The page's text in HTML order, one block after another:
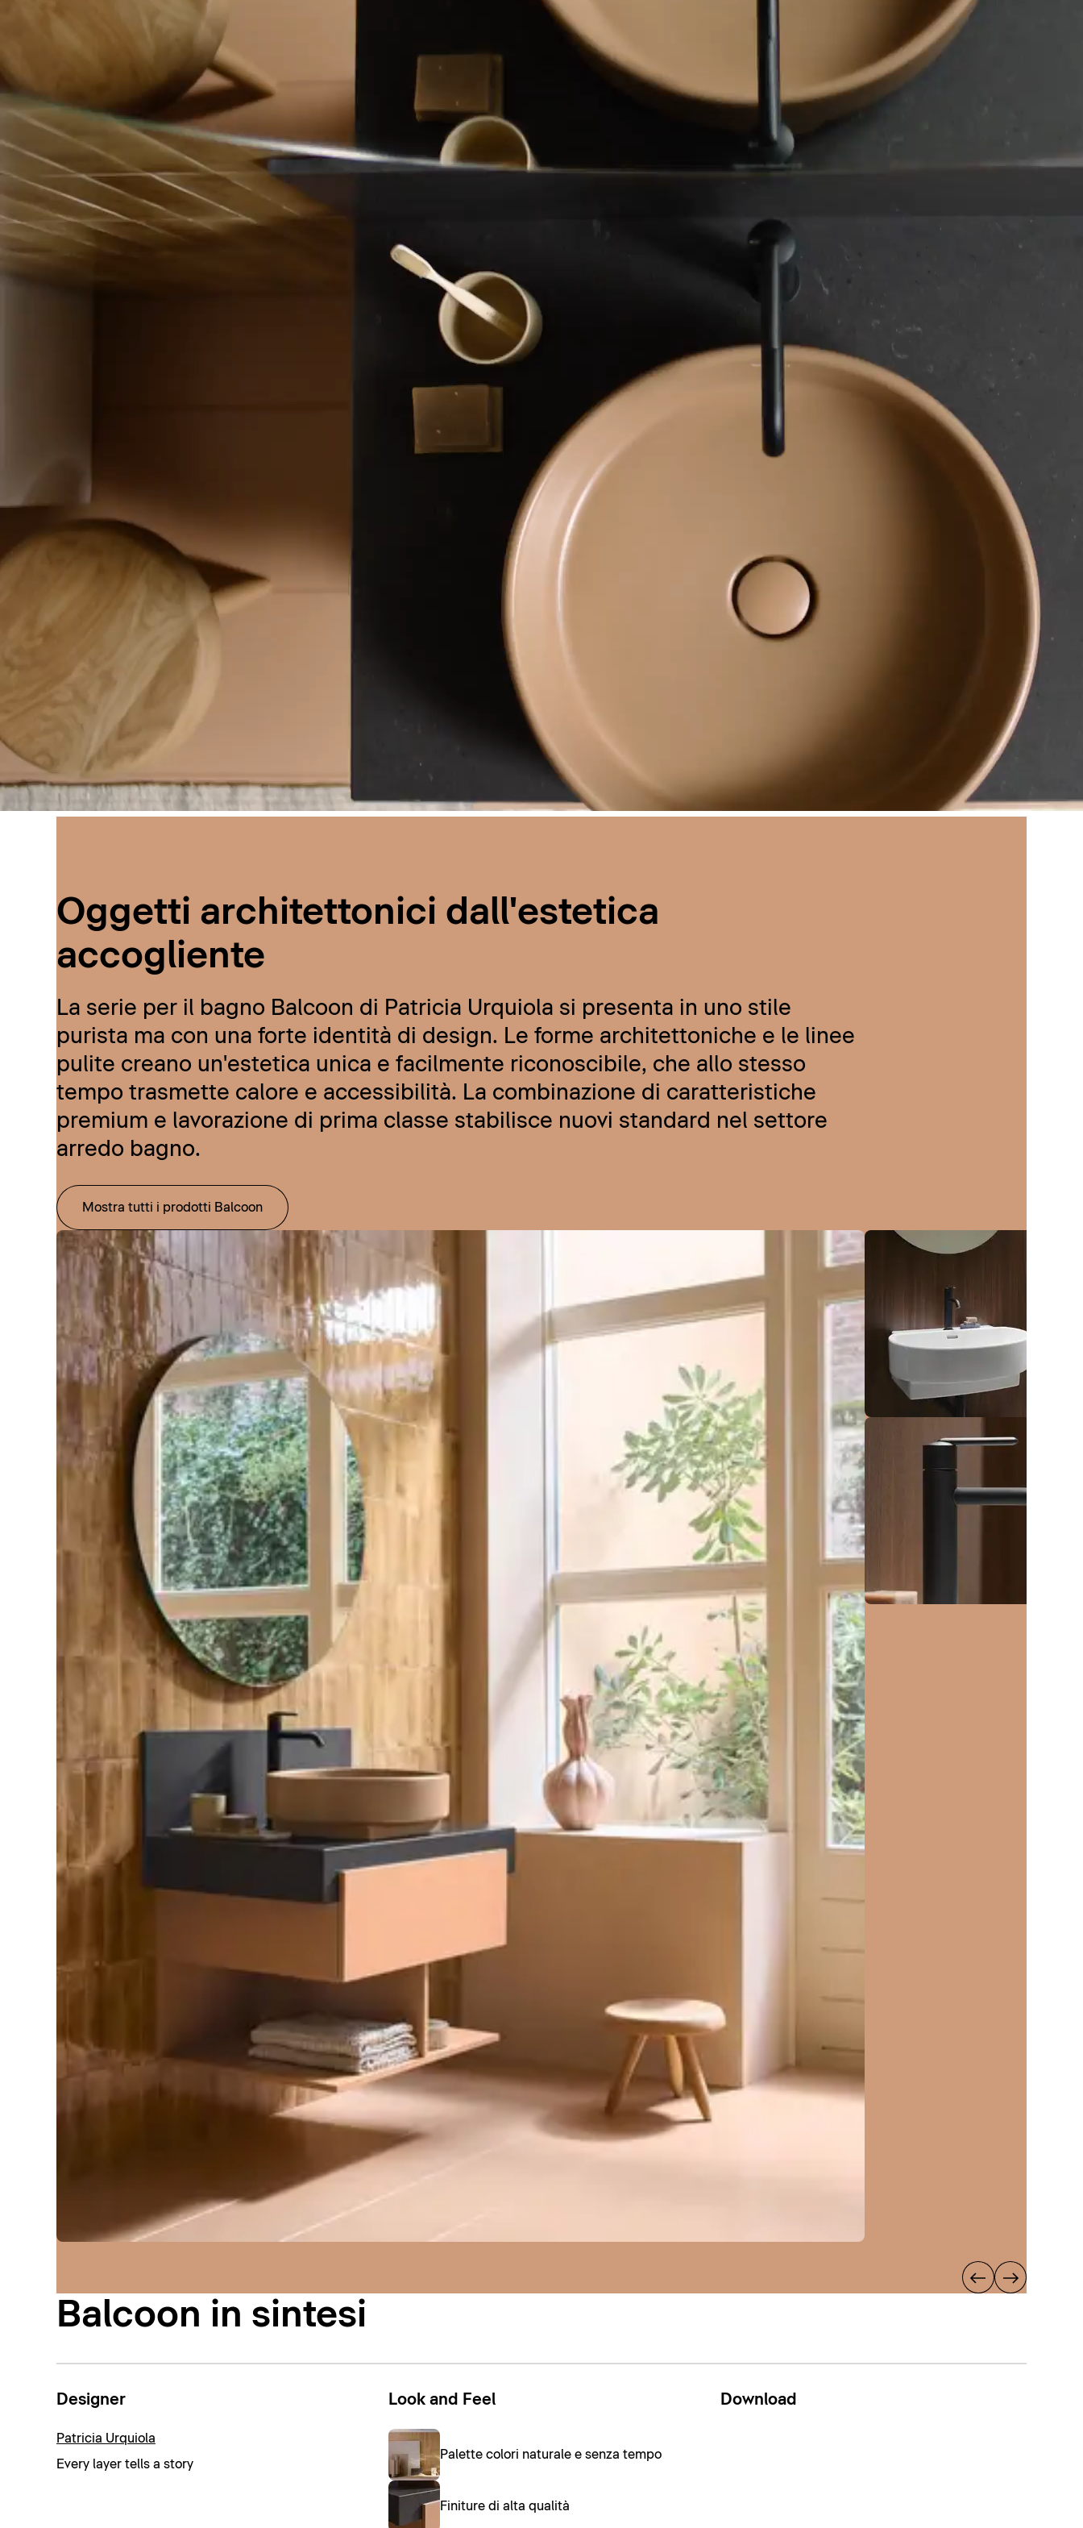
Oggetti architettonici dall'estetica
accogliente
La serie per il bagno Balcoon di Patricia Urquiola si presenta in uno stile
purista ma con una forte identità di design. Le forme architettoniche e le linee
pulite creano un'estetica unica e facilmente riconoscibile, che allo stesso
tempo trasmette calore e accessibilità. La combinazione di caratteristiche
premium e lavorazione di prima classe stabilisce nuovi standard nel settore
arredo bagno.
Mostra tutti i prodotti Balcoon
Balcoon in sintesi
Designer
Patricia Urquiola
Every layer tells a story
Look and Feel
Palette colori naturale e senza tempo
Finiture di alta qualità
Download